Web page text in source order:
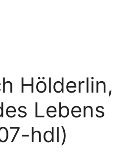
Hölderlin,
Lebens
hdl)